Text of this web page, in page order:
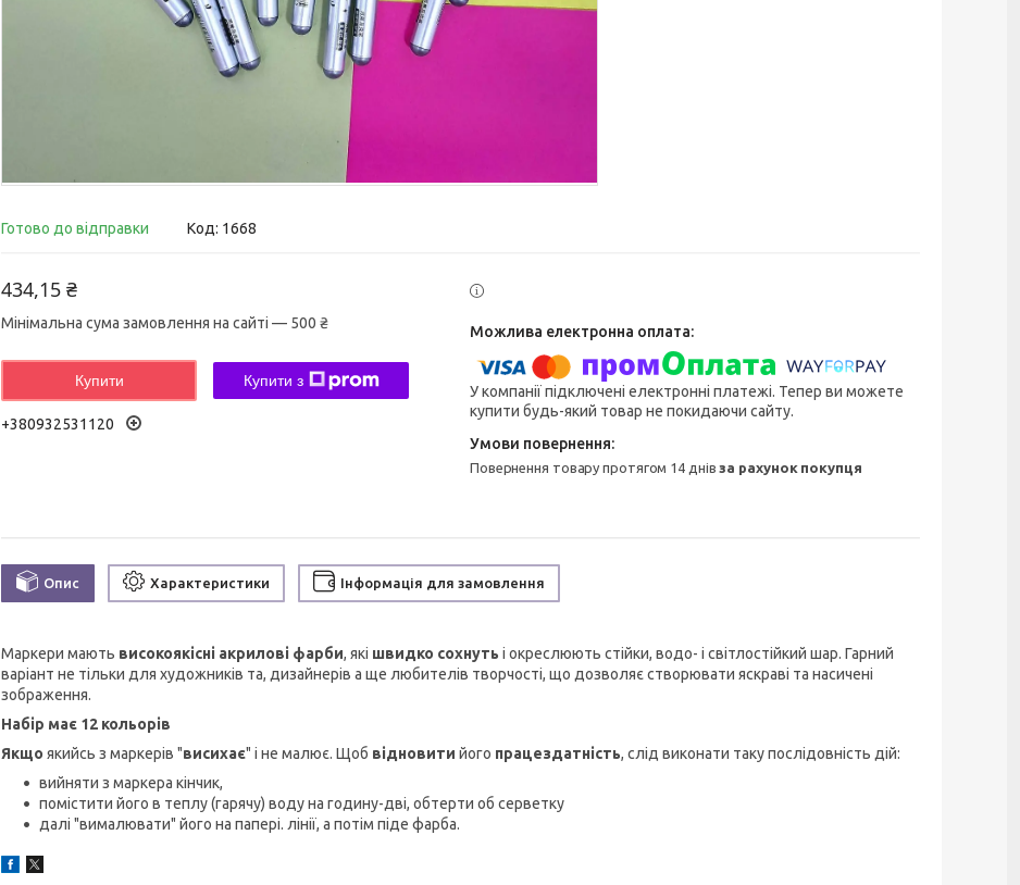
Готово до відправки Код: 1668
434,15 ₴
Мінімальна сума замовлення на сайті — 500 ₴
Купити Купити з
+380932531120
У компанії підключені електронні платежі. Тепер ви можете
купити будь-який товар не покидаючи сайту.
повернення товару протягом 14 днівза рахунок покупця
Опис Характеристики Інформація для замовлення
Маркери мають високоякісні акрилові фарби, які швидко сохнуть і окреслюють стійки, водо- і світлостійкий шар. Гарний
варіант не тільки для художників та, дизайнерів а ще любителів творчості, що дозволяє створювати яскраві та насичені
зображення.
Набір має 12 кольорів
Якщо якийсь з маркерів "висихає" і не малює. Щоб відновити його працездатність, слід виконати таку послідовність дій:
вийняти з маркера кінчик,
помістити його в теплу (гарячу) воду на годину-дві, обтерти об серветку
далі "вималювати" його на папері. лінії, а потім піде фарба.